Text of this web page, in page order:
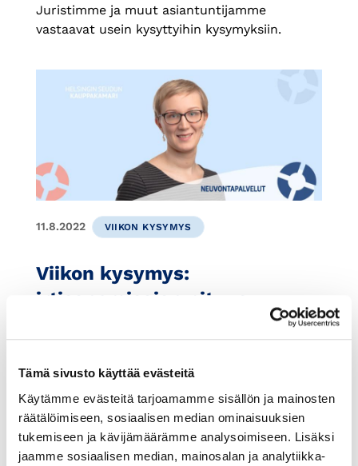
Tämä sivusto käyttää evästeitä
Käytämme evästeitä tarjoamamme sisällön ja mainosten
räätälöimiseen, sosiaalisen median ominaisuuksien
tukemiseen ja kävijämäärämme analysoimiseen. Lisäksi
jaamme sosiaalisen median, mainosalan ja analytiikka-
Juristimme ja muut asiantuntijamme
vastaavat usein kysyttyihin kysymyksiin.
11.8.2022 VIIKON KYSYMYS
Viikon kysymys:
irtisanomisajan pituus